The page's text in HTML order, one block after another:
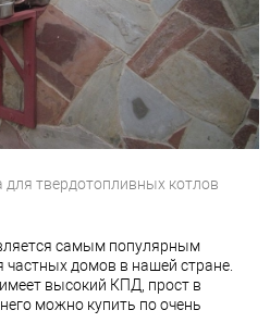
самым популярным
домов в нашей стране.
высокий КПД, прост в
можно купить по очень
твердотопливных котлов